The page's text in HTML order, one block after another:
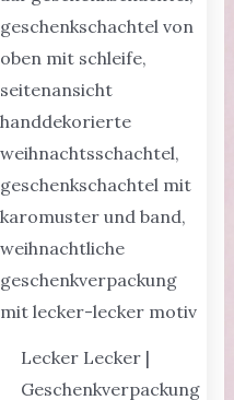
Lecker Lecker |
Geschenkverpackung